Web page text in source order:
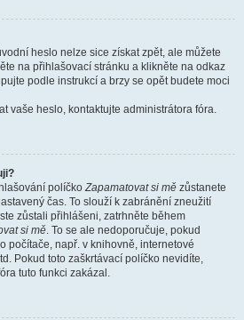
heslo nelze sice získat zpět, ale můžete
na přihlašovací stránku a klikněte na odkaz
podle instrukcí a brzy se opět budete moci
vaše heslo, kontaktujte administrátora fóra.
políčkoZapamatovat si mě zůstanete
čas. To slouží k zabránění zneužití
zůstali přihlášeni, zatrhněte během
si mě. To se ale nedoporučuje, pokud
počítače, např. v knihovně, internetové
Pokud toto zaškrtávací políčko nevidíte,
tuto funkci zakázal.